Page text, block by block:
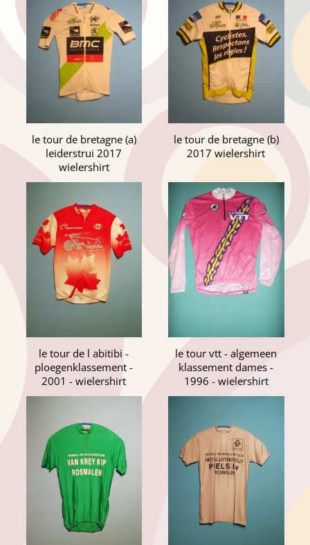
le tour de bretagne (a)
leiderstrui 2017
wielershirt
le tour de bretagne (b)
2017 wielershirt
le tour de l abitibi -
ploegenklassement -
2001 - wielershirt
le tour vtt - algemeen
klassement dames -
1996 - wielershirt